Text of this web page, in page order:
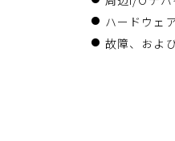
ハードウェ
故障、およ